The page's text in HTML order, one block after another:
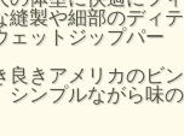
張らず重ね着しや
少し小さめにし、
ットとなるように
は凹凸が少なく頑
ける摩擦や伸縮に
縫製や細部のディテ
ェットジップパー
良きアメリカのビン
シンプルながら味の